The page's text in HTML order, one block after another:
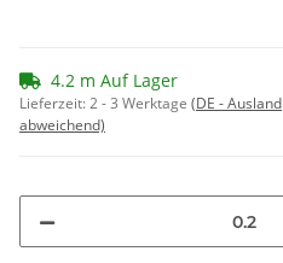
4.2 m Auf Lager
Lieferzeit:2 - 3 Werktage (DE - Ausland
abweichend)